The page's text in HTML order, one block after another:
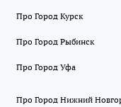
Про Город Курск
Про Город Рыбинск
Про Город Уфа
Про Город Нижний